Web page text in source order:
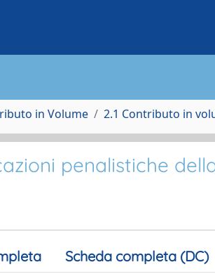
in Volume 2.1 Contributo in
penalistiche
Scheda completa (DC)